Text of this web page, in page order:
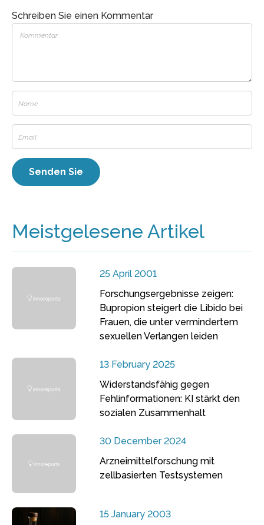
Schreiben Sie einen Kommentar
Meistgelesene Artikel
25 April 2001
Forschungsergebnisse zeigen:
Bupropion steigert die Libido bei
Frauen, die unter vermindertem
sexuellen Verlangen leiden
13 February 2025
Widerstandsfähig gegen
Fehlinformationen: KI stärkt den
sozialen Zusammenhalt
30 December 2024
Arzneimittelforschung mit
zellbasierten Testsystemen
15 January 2003